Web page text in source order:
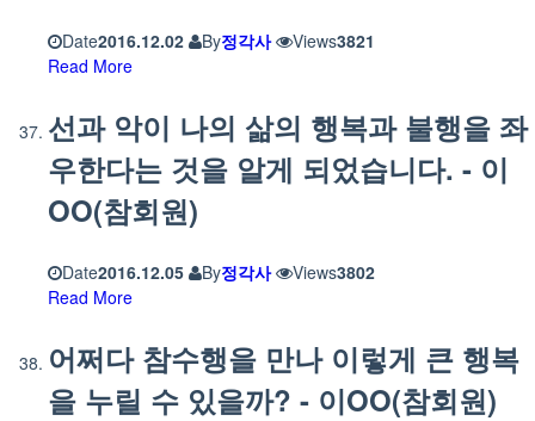
Date2016.12.02 By정각사 Views3821
Read More
선과 악이 나의 삶의 행복과 불행을 좌
우한다는 것을 알게 되었습니다. - 이
OO(참회원)
Date2016.12.05 By정각사 Views3802
Read More
어쩌다 참수행을 만나 이렇게 큰 행복
을 누릴 수 있을까? - 이OO(참회원)